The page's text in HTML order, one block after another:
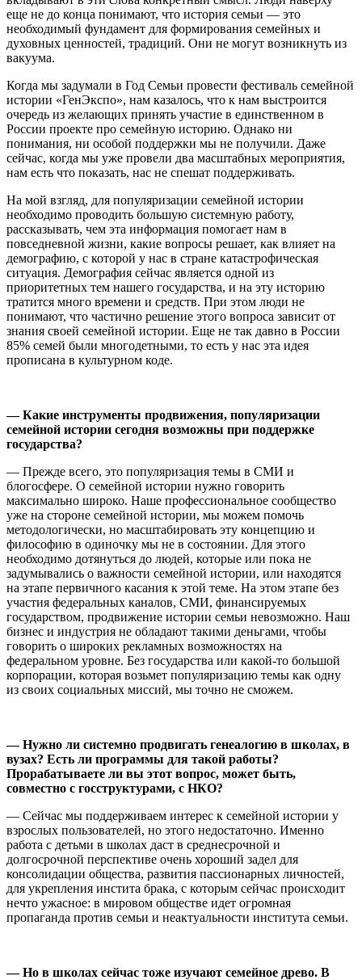
еще не до конца понимают, что история семьи — это
необходимый фундамент для формирования семейных и
духовных ценностей, традиций. Они не могут возникнуть из
вакуума.
Когда мы задумали в Год Семьи провести фестиваль семейной
истории «ГенЭкспо», нам казалось, что к нам выстроится
очередь из желающих принять участие в единственном в
России проекте про семейную историю. Однако ни
понимания, ни особой поддержки мы не получили. Даже
сейчас, когда мы уже провели два масштабных мероприятия,
нам есть что показать, нас не спешат поддерживать.
На мой взгляд, для популяризации семейной истории
необходимо проводить большую системную работу,
рассказывать, чем эта информация помогает нам в
повседневной жизни, какие вопросы решает, как влияет на
демографию, с которой у нас в стране катастрофическая
ситуация. Демография сейчас является одной из
приоритетных тем нашего государства, и на эту историю
тратится много времени и средств. При этом люди не
понимают, что частично решение этого вопроса зависит от
знания своей семейной истории. Еще не так давно в России
85% семей были многодетными, то есть у нас эта идея
прописана в культурном коде.
— Какие инструменты продвижения, популяризации
семейной истории сегодня возможны при поддержке
государства?
— Прежде всего, это популяризация темы в СМИ и
блогосфере. О семейной истории нужно говорить
максимально широко. Наше профессиональное сообщество
уже на стороне семейной истории, мы можем помочь
методологически, но масштабировать эту концепцию и
философию в одиночку мы не в состоянии. Для этого
необходимо дотянуться до людей, которые или пока не
задумывались о важности семейной истории, или находятся
на этапе первичного касания к этой теме. На этом этапе без
участия федеральных каналов, СМИ, финансируемых
государством, продвижение истории семьи невозможно. Наш
бизнес и индустрия не обладают такими деньгами, чтобы
говорить о широких рекламных возможностях на
федеральном уровне. Без государства или какой-то большой
корпорации, которая возьмет популяризацию темы как одну
из своих социальных миссий, мы точно не сможем.
— Нужно ли системно продвигать генеалогию в школах, в
вузах? Есть ли программы для такой работы?
Прорабатываете ли вы этот вопрос, может быть,
совместно с госструктурами, с НКО?
— Сейчас мы поддерживаем интерес к семейной истории у
взрослых пользователей, но этого недостаточно. Именно
работа с детьми в школах даст в среднесрочной и
долгосрочной перспективе очень хороший задел для
консолидации общества, развития пассионарных личностей,
для укрепления инстита брака, с которым сейчас происходит
нечто ужасное: в мировом обществе идет огромная
пропаганда против семьи и неактуальности института семьи.
— Но в школах сейчас тоже изучают семейное древо. В